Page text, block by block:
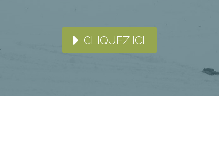
CLIQUEZ ICI